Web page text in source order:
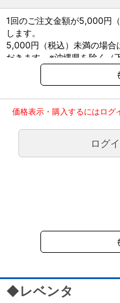
●メーカー名：インターベッ
●成分：レボチロキシンナト
ウムとして）
※別途クール便送料220円（
1回のご注文金額が5,000円
します。
5,000円（税込）未満の場合
だきます。※沖縄県を除く（
※2017年11月14日（火）よ
回のご注文金額（税込）が
ご了承のほどよろしくお願い
弊社都合でお届けが２回以
のみで新たな送料は発生し
大型商品送料が必要な商品
負担頂きます。
受けます。
価格表示・購入するにはログ
ログ
◆レベンタ